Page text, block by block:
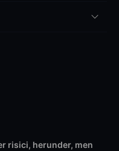
risici, herunder, men